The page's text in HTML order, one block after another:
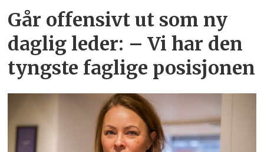
Går offensivt ut som ny
daglig leder: – Vi har den
tyngste faglige posisjonen